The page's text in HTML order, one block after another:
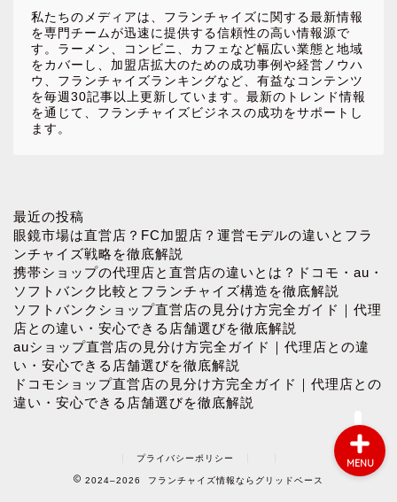
私たちのメディアは、フランチャイズに関する最新情報
を専門チームが迅速に提供する信頼性の高い情報源で
す。ラーメン、コンビニ、カフェなど幅広い業態と地域
をカバーし、加盟店拡大のための成功事例や経営ノウハ
ウ、フランチャイズランキングなど、有益なコンテンツ
を毎週30記事以上更新しています。最新のトレンド情報
を通じて、フランチャイズビジネスの成功をサポートし
ます。
最近の投稿
眼鏡市場は直営店？FC加盟店？運営モデルの違いとフラ
ンチャイズ戦略を徹底解説
携帯ショップの代理店と直営店の違いとは？ドコモ・au・
ソフトバンク比較とフランチャイズ構造を徹底解説
ソフトバンクショップ直営店の見分け方完全ガイド｜代理
店との違い・安心できる店舗選びを徹底解説
auショップ直営店の見分け方完全ガイド｜代理店との違
い・安心できる店舗選びを徹底解説
ドコモショップ直営店の見分け方完全ガイド｜代理店との
違い・安心できる店舗選びを徹底解説
プライバシーポリシー
2024–2026 フランチャイズ情報ならグリッドベース
MENU
お問い合わせ
プロフィール
プライバシーポリシー